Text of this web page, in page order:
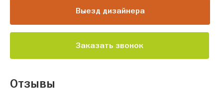
Выезд дизайнера
Заказать звонок
Отзывы